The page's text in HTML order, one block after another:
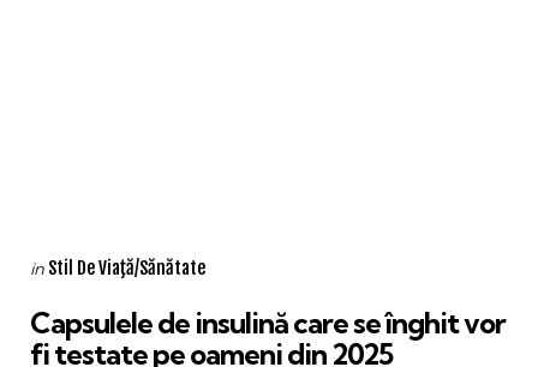
Categories
Posted
in Stil De Viaţă/Sănătate
Capsulele de insulină care se înghit vor
fi testate pe oameni din 2025